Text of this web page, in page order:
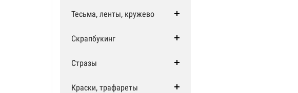
Тесьма, ленты, кружево
Скрапбукинг
Стразы
Краски, трафареты